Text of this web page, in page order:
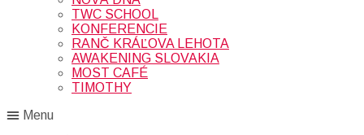
TWC SCHOOL
KONFERENCIE
RANČ KRÁĽOVA LEHOTA
AWAKENING SLOVAKIA
MOST CAFÉ
TIMOTHY
Menu